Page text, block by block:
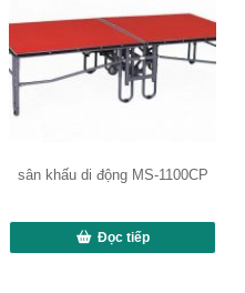
sân khấu di động MS-1100CP
Đọc tiếp